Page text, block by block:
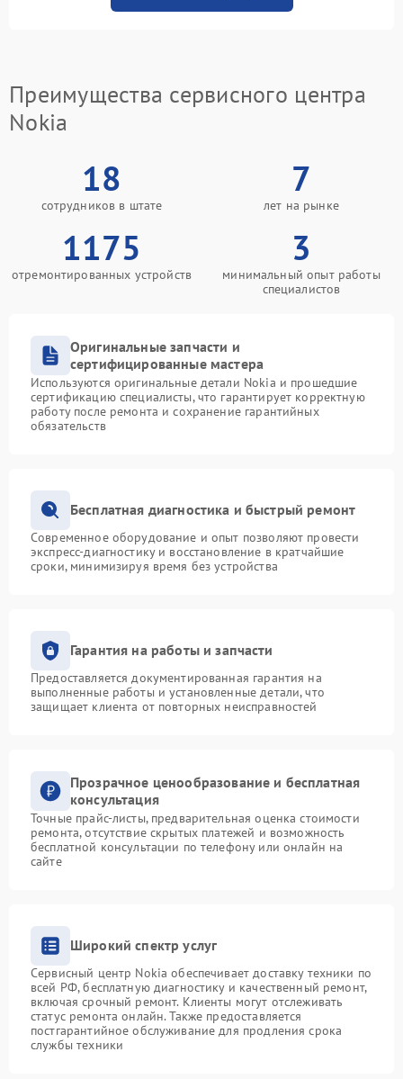
Преимущества сервисного центра
Nokia
18
сотрудников в штате
7
лет на рынке
1175
отремонтированных устройств
3
минимальный опыт работы
специалистов
Оригинальные запчасти и
сертифицированные мастера
Используются оригинальные детали Nokia и прошедшие
сертификацию специалисты, что гарантирует корректную
работу после ремонта и сохранение гарантийных
обязательств
Бесплатная диагностика и быстрый ремонт
Современное оборудование и опыт позволяют провести
экспресс-диагностику и восстановление в кратчайшие
сроки, минимизируя время без устройства
Гарантия на работы и запчасти
Предоставляется документированная гарантия на
выполненные работы и установленные детали, что
защищает клиента от повторных неисправностей
Прозрачное ценообразование и бесплатная
консультация
Точные прайс-листы, предварительная оценка стоимости
ремонта, отсутствие скрытых платежей и возможность
бесплатной консультации по телефону или онлайн на
сайте
Широкий спектр услуг
Сервисный центр Nokia обеспечивает доставку техники по
всей РФ, бесплатную диагностику и качественный ремонт,
включая срочный ремонт. Клиенты могут отслеживать
статус ремонта онлайн. Также предоставляется
постгарантийное обслуживание для продления срока
службы техники